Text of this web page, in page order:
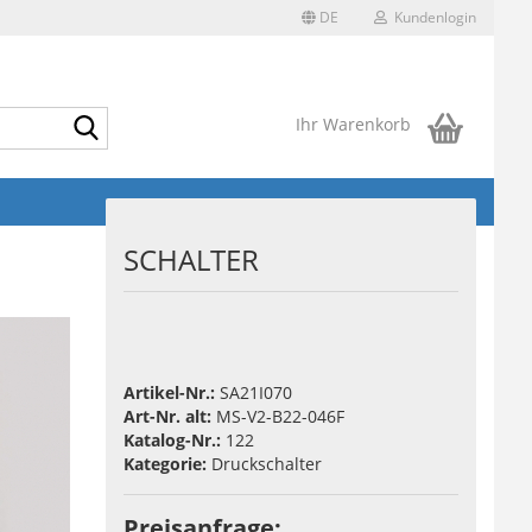
DE Kundenlogin
Ihr Warenkorb
SCHALTER
Artikel-Nr.: SA21I070
Art-Nr. alt: MS-V2-B22-046F
Katalog-Nr.: 122
Kategorie: Druckschalter